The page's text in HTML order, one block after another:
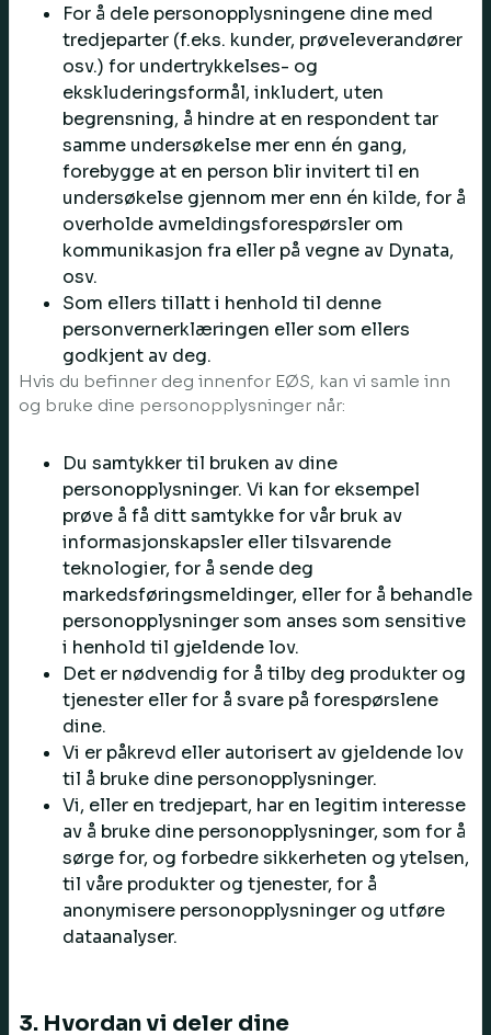
For å dele personopplysningene dine med
tredjeparter (f.eks. kunder, prøveleverandører
osv.) for undertrykkelses- og
ekskluderingsformål, inkludert, uten
begrensning, å hindre at en respondent tar
samme undersøkelse mer enn én gang,
forebygge at en person blir invitert til en
undersøkelse gjennom mer enn én kilde, for å
overholde avmeldingsforespørsler om
kommunikasjon fra eller på vegne av Dynata,
osv.
Som ellers tillatt i henhold til denne
personvernerklæringen eller som ellers
godkjent av deg.
Hvis du befinner deg innenfor EØS, kan vi samle inn
og bruke dine personopplysninger når:
Du samtykker til bruken av dine
personopplysninger. Vi kan for eksempel
prøve å få ditt samtykke for vår bruk av
informasjonskapsler eller tilsvarende
teknologier, for å sende deg
markedsføringsmeldinger, eller for å behandle
personopplysninger som anses som sensitive
i henhold til gjeldende lov.
Det er nødvendig for å tilby deg produkter og
tjenester eller for å svare på forespørslene
dine.
Vi er påkrevd eller autorisert av gjeldende lov
til å bruke dine personopplysninger.
Vi, eller en tredjepart, har en legitim interesse
av å bruke dine personopplysninger, som for å
sørge for, og forbedre sikkerheten og ytelsen,
til våre produkter og tjenester, for å
anonymisere personopplysninger og utføre
dataanalyser.
3. Hvordan vi deler dine